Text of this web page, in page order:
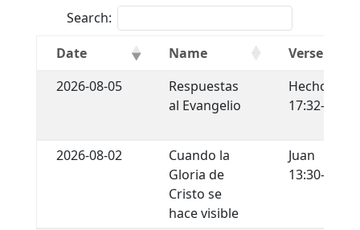
Search:
Date
Name
Verse
2026-08-05
Respuestas
al Evangelio
Hechos
17:32-34
2026-08-02
Cuando la
Gloria de
Cristo se
hace visible
Juan
13:30-35